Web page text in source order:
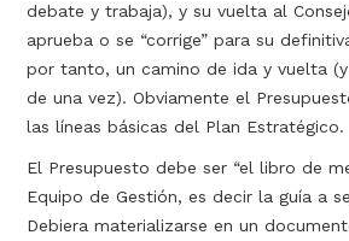
debate y trabaja), y su vuelta al
aprueba o se “corrige” para su
por tanto, un camino de ida y vuelta
de una vez). Obviamente el
las líneas básicas del Plan Estratégico.
El Presupuesto debe ser “el libro de
Equipo de Gestión, es decir la guía a
Debiera materializarse en un